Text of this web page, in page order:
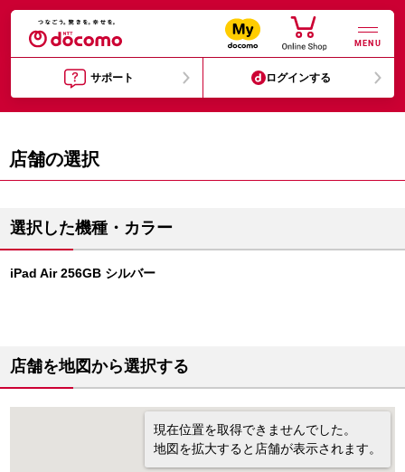
MENU
サポート ログインする
店舗の選択
選択した機種・カラー
iPad Air 256GB シルバー
店舗を地図から選択する
現在位置を取得できませんでした。
地図を拡大すると店舗が表示されます。